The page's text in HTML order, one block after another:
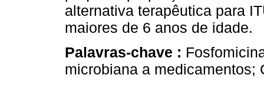
alternativa terapêutica para
maiores de 6 anos de idade.
Palavras-chave :
microbiana a medicamentos;